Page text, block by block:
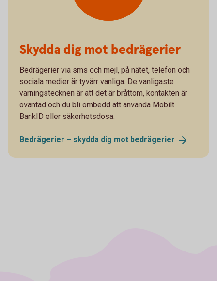
Skydda dig mot bedrägerier
Bedrägerier via sms och mejl, på nätet, telefon och
sociala medier är tyvärr vanliga. De vanligaste
varningstecknen är att det är bråttom, kontakten är
oväntad och du bli ombedd att använda Mobilt
BankID eller säkerhetsdosa.
Bedrägerier – skydda dig mot bedrägerier